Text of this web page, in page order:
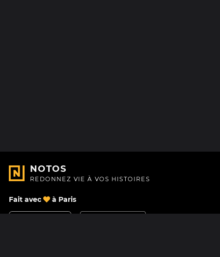
NOTOS
REDONNEZ VIE À VOS HISTOIRES
Fait avec à Paris